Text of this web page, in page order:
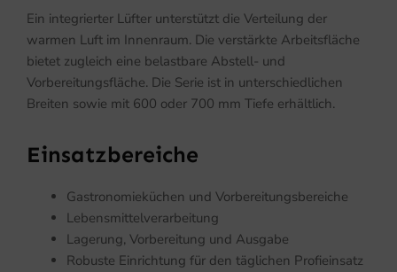
Ein integrierter Lüfter unterstützt die Verteilung der
warmen Luft im Innenraum. Die verstärkte Arbeitsfläche
bietet zugleich eine belastbare Abstell- und
Vorbereitungsfläche. Die Serie ist in unterschiedlichen
Breiten sowie mit 600 oder 700 mm Tiefe erhältlich.
Einsatzbereiche
Gastronomieküchen und Vorbereitungsbereiche
Lebensmittelverarbeitung
Lagerung, Vorbereitung und Ausgabe
Robuste Einrichtung für den täglichen Profieinsatz